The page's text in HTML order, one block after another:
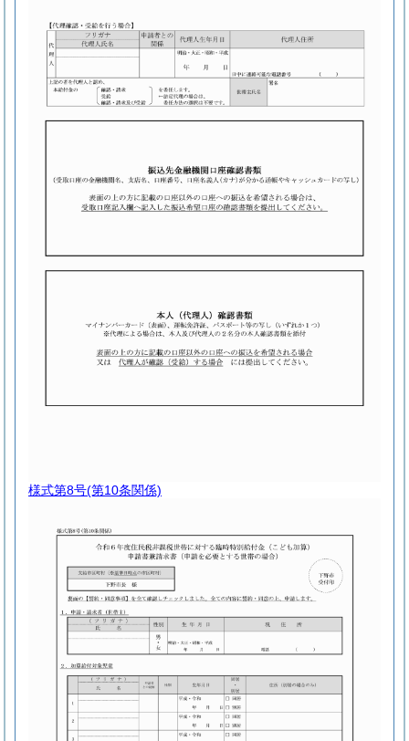
様式第8号(第10条関係)